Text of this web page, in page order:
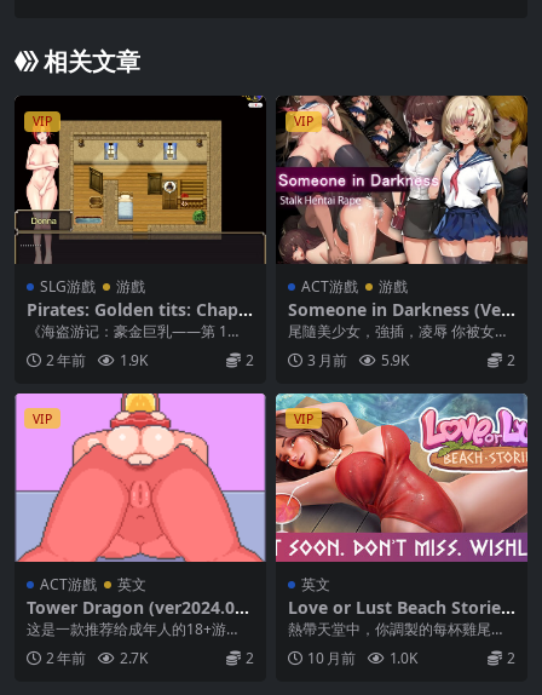
相关文章
VIP
SLG游戲 游戲
Pirates: Golden tits: Chapt
er 1[v25-1 + DLC]
《海盗游记：豪金巨乳——第 1
章》 这是一款名副其实的海盗模拟
器。在游戏中，你...
2 年前 1.9K 2
VIP
ACT游戲 游戲
Someone in Darkness (Ver
2024.07.10)
尾隨美少女，強插，凌辱 你被女友
解雇了。現在，您只想對世界報
仇。一些無辜的婦女是...
3 月前 5.9K 2
VIP
ACT游戲 英文
Tower Dragon (ver2024.02.
02)
这是一款推荐给成年人的18+游
戏。这是一个直截了当的游戏，玩
家必须攀登一座大规模...
2 年前 2.7K 2
VIP
英文
Love or Lust Beach Stories
Demo [英文]
熱帶天堂中，你調製的每杯雞尾酒
都將左右命運。在這款次世代成人
視覺小說裡建立關係，...
10 月前 1.0K 2